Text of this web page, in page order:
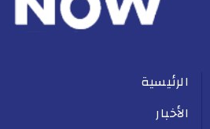
الرئيسية
الأخبار